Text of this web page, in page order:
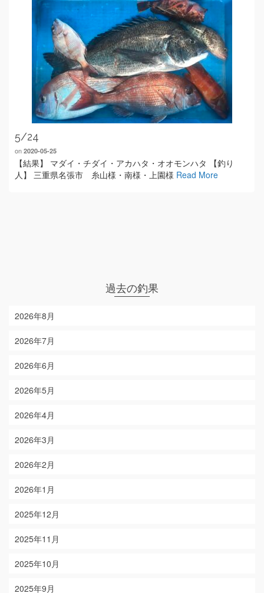
5/24
on 2020-05-25
【結果】 マダイ・チダイ・アカハタ・オオモンハタ 【釣り
人】 三重県名張市 糸山様・南様・上園様 Read More
過去の釣果
2026年8月
2026年7月
2026年6月
2026年5月
2026年4月
2026年3月
2026年2月
2026年1月
2025年12月
2025年11月
2025年10月
2025年9月